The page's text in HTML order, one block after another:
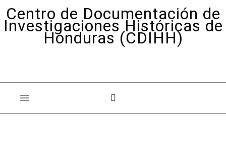
Centro de Documentación de
Investigaciones Históricas de
Honduras (CDIHH)